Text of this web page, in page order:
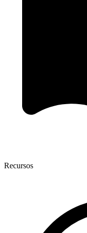
Recursos